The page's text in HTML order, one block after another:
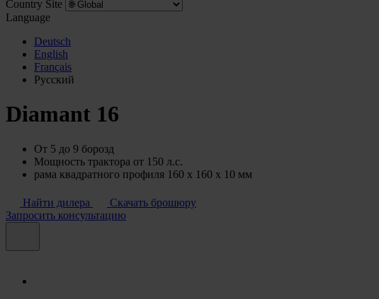
Country Site
Language
Deutsch
English
Français
Pусский
Diamant 16
От 5 до 9 борозд
Мощность трактора от 150 л.с.
рама квадратного профиля 160 x 160 x 10 мм
Найти дилера
Скачать брошюру
Запросить консультацию